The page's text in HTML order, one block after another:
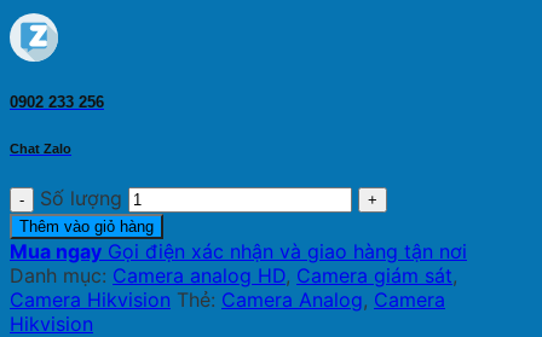
0902 233 256
Chat Zalo
Số lượng
Thêm vào giỏ hàng
Mua ngay Gọi điện xác nhận và giao hàng tận nơi
Danh mục: Camera analog HD, Camera giám sát,
Camera Hikvision Thẻ: Camera Analog, Camera
Hikvision